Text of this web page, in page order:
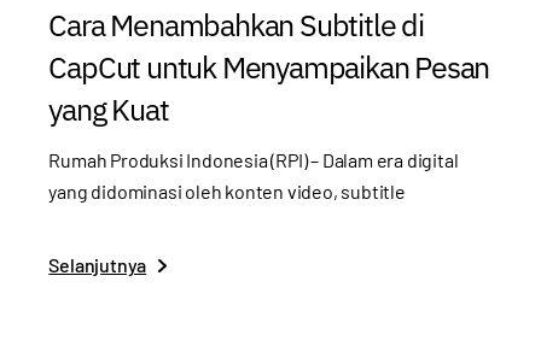
Cara Menambahkan Subtitle di
CapCut untuk Menyampaikan Pesan
yang Kuat
Rumah Produksi Indonesia (RPI) – Dalam era digital
yang didominasi oleh konten video, subtitle
Selanjutnya